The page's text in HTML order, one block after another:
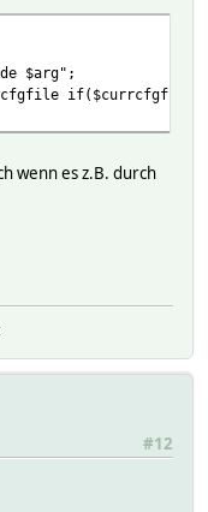
$arg";
if($currcfgfile
wenn es z.B. durch
#12